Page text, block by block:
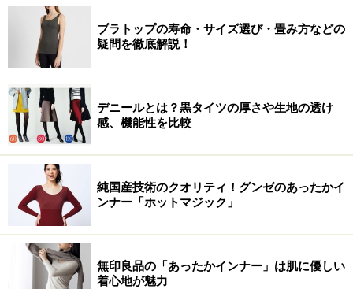
ブラトップの寿命・サイズ選び・畳み方などの
疑問を徹底解説！
デニールとは？黒タイツの厚さや生地の透け
感、機能性を比較
純国産技術のクオリティ！グンゼのあったかイ
ンナー「ホットマジック」
無印良品の「あったかインナー」は肌に優しい
着心地が魅力